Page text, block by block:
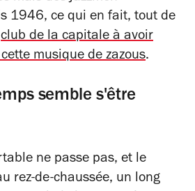
1946, ce qui en fait, tout de
club de la capitale à avoir
musique de zazous.
semble s'être
ne passe pas, et le
rez-de-chaussée, un long